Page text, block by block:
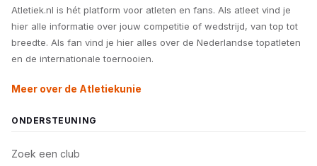
Atletiek.nl is hét platform voor atleten en fans. Als atleet vind je
hier alle informatie over jouw competitie of wedstrijd, van top tot
breedte. Als fan vind je hier alles over de Nederlandse topatleten
en de internationale toernooien.
Meer over de Atletiekunie
ONDERSTEUNING
Zoek een club